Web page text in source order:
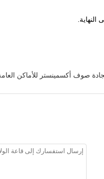
صوف أكسمينستر للأماكن